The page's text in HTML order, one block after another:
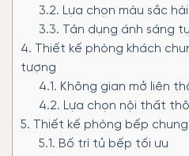
3.2. Lựa chọn màu sắc
3.3. Tận dụng ánh sáng
4. Thiết kế phòng khách
tượng
4.1. Không gian mở liên
4.2. Lựa chọn nội thất
5. Thiết kế phòng bếp
5.1. Bố trí tủ bếp tối ưu